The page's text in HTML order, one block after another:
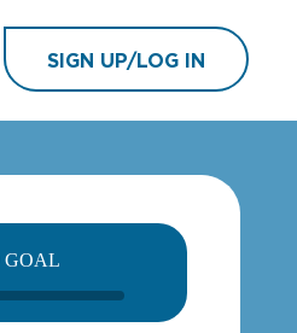
SIGN UP/LOG IN
GOAL